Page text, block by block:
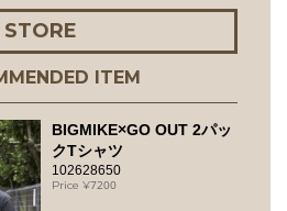
STORE
ITEM
BIGMIKE×GO OUT 2パッ
クTシャツ
102628650
7200